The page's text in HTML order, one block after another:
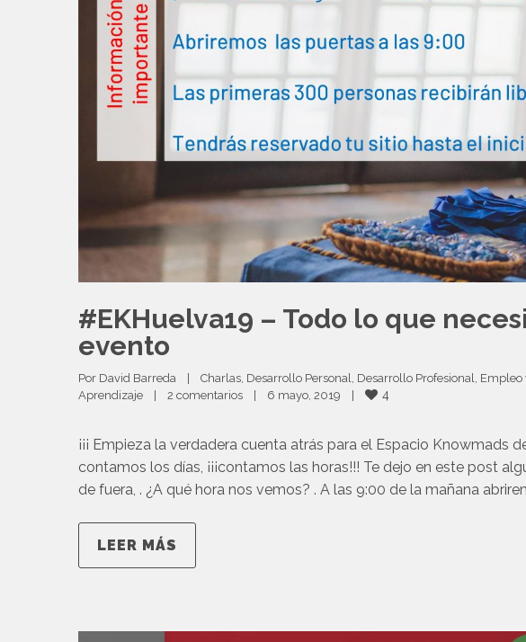
#EKHuelva19 – Todo lo que
evento
Por David Barreda Charlas, Desarrollo Personal, Desarrollo Profesional, Empleo
Aprendizaje
2 comentarios 6 mayo, 2019 4
¡¡¡ Empieza la verdadera cuenta atrás para el Espacio Knowmads
contamos los días, ¡¡¡contamos las horas!!! Te dejo en este post
de fuera, . ¿A qué hora nos vemos? . A las 9:00 de la mañana
LEER MÁS